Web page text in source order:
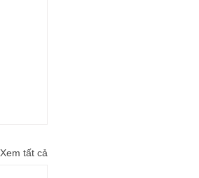
Xem tất cả